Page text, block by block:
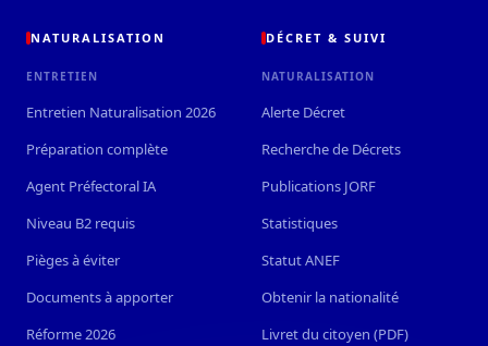
NATURALISATION
ENTRETIEN
Entretien Naturalisation 2026
Préparation complète
Agent Préfectoral IA
Niveau B2 requis
Pièges à éviter
Documents à apporter
Réforme 2026
DÉCRET & SUIVI
NATURALISATION
Alerte Décret
Recherche de Décrets
Publications JORF
Statistiques
Statut ANEF
Obtenir la nationalité
Livret du citoyen (PDF)